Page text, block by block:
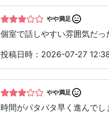
やや満足
個室で話しやすい雰囲気だっ
投稿日時：2026-07-27
やや満足
時間がバタバタ早く進んで